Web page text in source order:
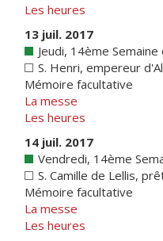
Les heures
13 juil. 2017
Jeudi, 14ème
S. Henri, empereur
Mémoire facultative
La messe
Les heures
14 juil. 2017
Vendredi, 14ème
S. Camille de Lellis,
Mémoire facultative
La messe
Les heures